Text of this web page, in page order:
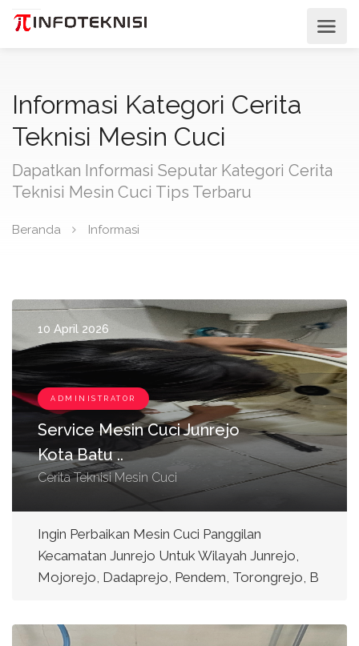
Informasi Kategori Cerita
Teknisi Mesin Cuci
Dapatkan Informasi Seputar Kategori Cerita
Teknisi Mesin Cuci Tips Terbaru
Beranda Informasi
10 April 2026
ADMINISTRATOR
Service Mesin Cuci Junrejo
Kota Batu ..
Cerita Teknisi Mesin Cuci
Ingin Perbaikan Mesin Cuci Panggilan
Kecamatan Junrejo Untuk Wilayah Junrejo,
Mojorejo, Dadaprejo, Pendem, Torongrejo, B